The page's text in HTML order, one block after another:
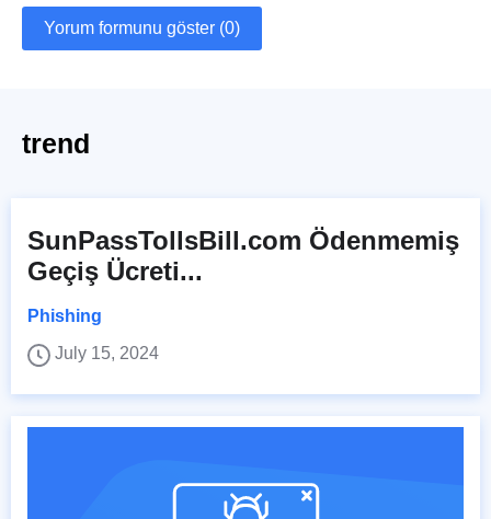
Yorum formunu göster (0)
trend
SunPassTollsBill.com Ödenmemiş
Geçiş Ücreti...
Phishing
July 15, 2024